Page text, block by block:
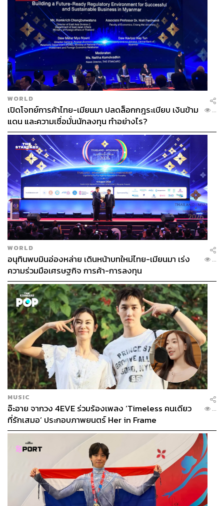
WORLD
เปิดโจทย์การค้าไทย-เมียนมา ปลดล็อกกฎระเบียบ เงินข้าม
แดน และความเชื่อมั่นนักลงทุน ทำอย่างไร?
...
WORLD
อนุทินพบมินอ่องหล่าย เดินหน้าบทใหม่ไทย-เมียนมา เร่ง
ความร่วมมือเศรษฐกิจ การค้า-การลงทุน
...
MUSIC
อ๊ะอาย จากวง 4EVE ร่วมร้องเพลง ‘Timeless คนเดียว
ที่รักเสมอ’ ประกอบภาพยนตร์ Her in Frame
...